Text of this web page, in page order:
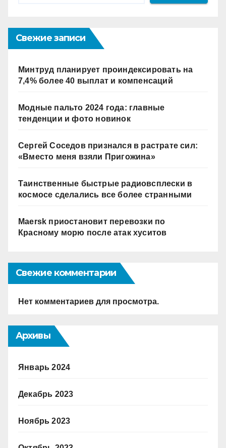
Свежие записи
Минтруд планирует проиндексировать на
7,4% более 40 выплат и компенсаций
Модные пальто 2024 года: главные
тенденции и фото новинок
Сергей Соседов признался в растрате сил:
«Вместо меня взяли Пригожина»
Таинственные быстрые радиовсплески в
космосе сделались все более странными
Maersk приостановит перевозки по
Красному морю после атак хуситов
Свежие комментарии
Нет комментариев для просмотра.
Архивы
Январь 2024
Декабрь 2023
Ноябрь 2023